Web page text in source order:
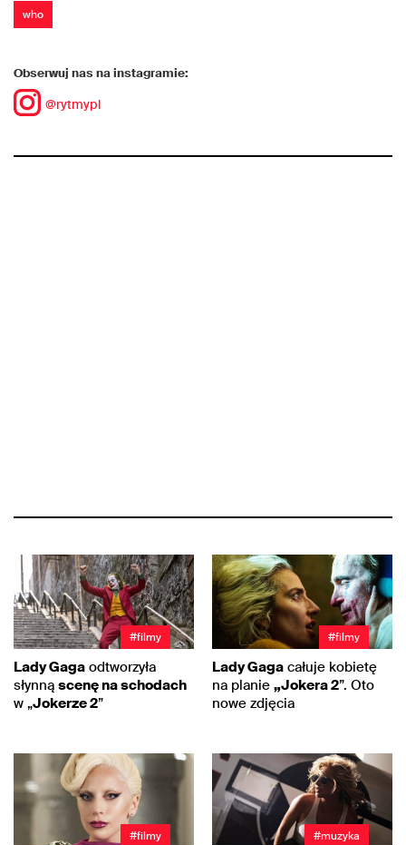
who
Obserwuj nas na instagramie:
@rytmypl
#filmy
Lady Gaga odtworzyła
słynną scenę na schodach
w „Jokerze 2”
#filmy
Lady Gaga całuje kobietę
na planie „Jokera 2”. Oto
nowe zdjęcia
#filmy #muzyka